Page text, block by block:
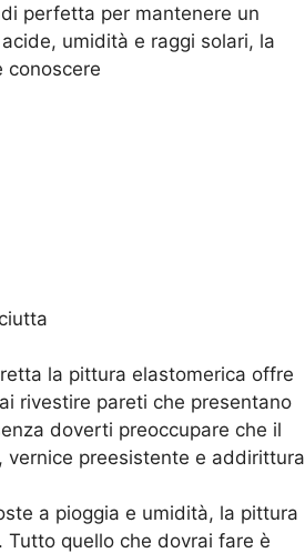
perfetta per mantenere un
umidità e raggi solari, la
conoscere
la pittura elastomerica offre
rivestire pareti che presentano
doverti preoccupare che il
preesistente e addirittura
a pioggia e umidità, la pittura
quello che dovrai fare è